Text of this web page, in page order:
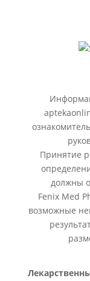
Принятие
должны
Fenix Med
возможные